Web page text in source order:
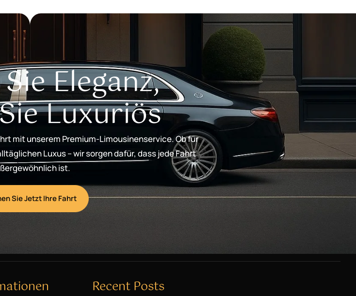
Eleganz,
Luxuriös
mit unserem Premium-Limousinenservice. Ob für
Luxus – wir sorgen dafür, dass jede Fahrt
ist.
Sie Jetzt Ihre Fahrt
Recent Posts